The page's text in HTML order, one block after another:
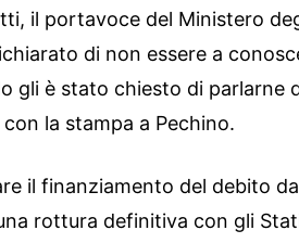
il portavoce del Ministero
di non essere a
gli è stato chiesto di parlarne
la stampa a Pechino.
il finanziamento del debito
rottura definitiva con gli